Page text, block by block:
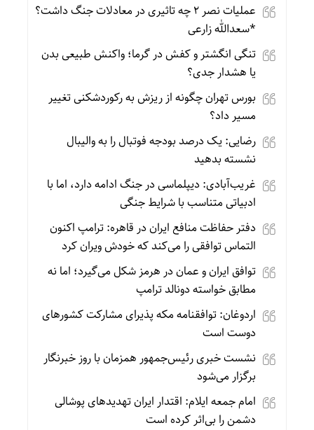
عملیات نصر ۲ چه تاثیری در معادلات جنگ داشت؟
*سعدالله زارعی
تنگی انگشتر و کفش در گرما؛ واکنش طبیعی بدن
یا هشدار جدی؟
بورس تهران چگونه از ریزش به رکوردشکنی تغییر
مسیر داد؟
رضایی: یک درصد بودجه فوتبال را به والیبال
نشسته بدهید
غریب‌آبادی: دیپلماسی در جنگ ادامه دارد، اما با
ادبیاتی متناسب با شرایط جنگی
دفتر حفاظت منافع ایران در قاهره: ترامپ اکنون
التماس توافقی را می‌کند که خودش ویران کرد
توافق ایران و عمان در هرمز شکل می‌گیرد؛ اما نه
مطابق خواسته دونالد ترامپ
اردوغان: توافقنامه مکه پذیرای مشارکت کشورهای
دوست است
نشست خبری رئیس‌جمهور همزمان با روز خبرنگار
برگزار می‌شود
امام جمعه ایلام: اقتدار ایران تهدیدهای پوشالی
دشمن را بی‌اثر کرده است